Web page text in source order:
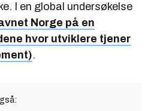
I en global undersøkelse
Norge på en
hvor utviklere tjener
.